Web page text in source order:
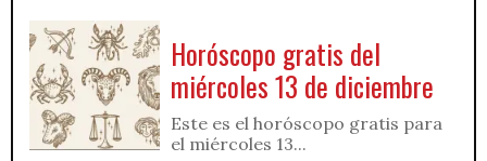
Horóscopo gratis del
miércoles 13 de diciembre
Este es el horóscopo gratis para
el miércoles 13...